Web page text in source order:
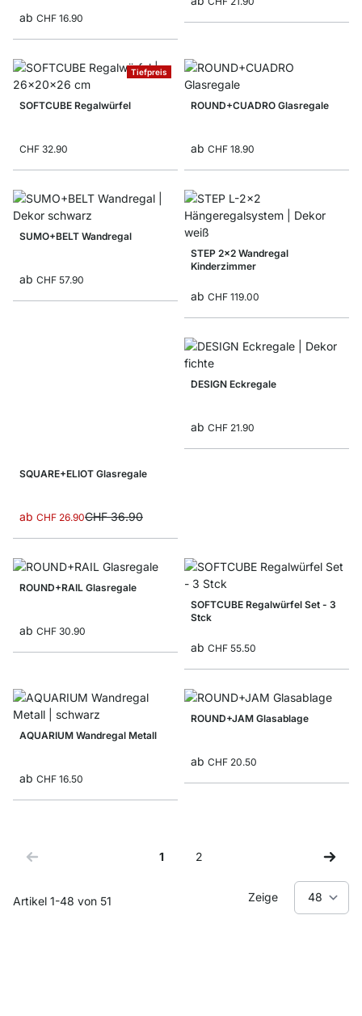
ab CHF 16.90
Tiefpreis
SOFTCUBE Regalwürfel
CHF 32.90
ROUND+CUADRO Glasregale
ab CHF 18.90
SUMO+BELT Wandregal
ab CHF 57.90
STEP 2x2 Wandregal
Kinderzimmer
ab CHF 119.00
SQUARE+ELIOT Glasregale
ab CHF 26.90CHF 36.90
DESIGN Eckregale
ab CHF 21.90
ROUND+RAIL Glasregale
ab CHF 30.90
SOFTCUBE Regalwürfel Set - 3
Stck
ab CHF 55.50
AQUARIUM Wandregal Metall
ab CHF 16.50
ROUND+JAM Glasablage
ab CHF 20.50
Artikel 1-48 von 51
Sie lesen gerade Seite
1
Seite
2
Zeige